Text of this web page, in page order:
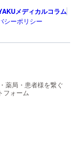
メディカルコラム
シーポリシー
薬局・患者様を繋ぐ
フォーム